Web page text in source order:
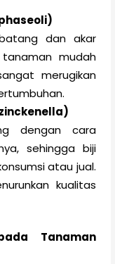
dan akar
mudah
merugikan
dengan cara
sehingga biji
atau jual.
kualitas
Tanaman